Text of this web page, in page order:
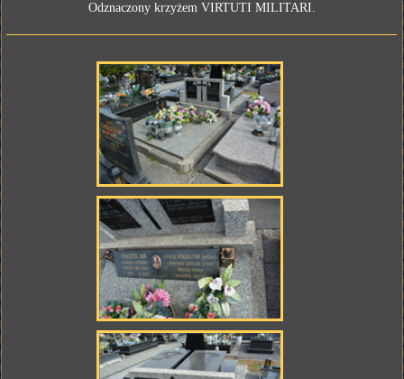
Odznaczony krzyżem VIRTUTI MILITARI.